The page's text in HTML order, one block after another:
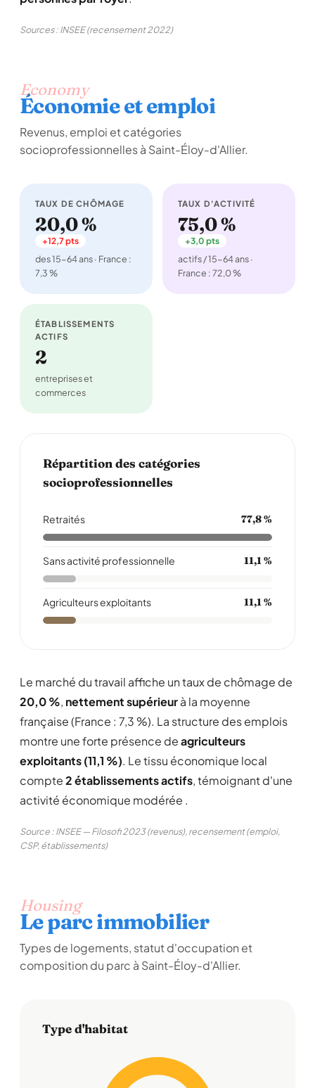
Sources : INSEE (recensement 2022)
Economy
Économie et emploi
Revenus, emploi et catégories
socioprofessionnelles à Saint-Éloy-d'Allier.
TAUX DE CHÔMAGE
20,0 %
+12,7 pts
des 15-64 ans · France :
7,3 %
TAUX D'ACTIVITÉ
75,0 %
+3,0 pts
actifs / 15-64 ans ·
France : 72,0 %
ÉTABLISSEMENTS
ACTIFS
2
entreprises et
commerces
Répartition des catégories
socioprofessionnelles
Retraités 77,8 %
Sans activité professionnelle 11,1 %
Agriculteurs exploitants 11,1 %
Le marché du travail affiche un taux de chômage de
20,0 %, nettement supérieurà la moyenne
française (France : 7,3 %). La structure des emplois
montre une forte présence deagriculteurs
exploitants (11,1 %). Le tissu économique local
compte2 établissements actifs, témoignant d'une
activité économique modérée .
Source : INSEE — Filosofi 2023 (revenus), recensement (emploi,
CSP, établissements)
Housing
Le parc immobilier
Types de logements, statut d'occupation et
composition du parc à Saint-Éloy-d'Allier.
Type d'habitat